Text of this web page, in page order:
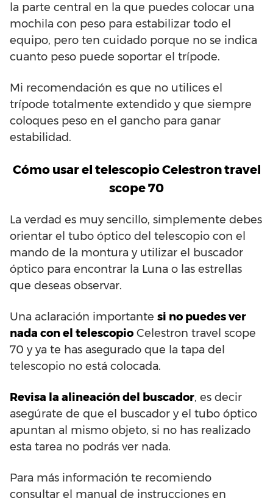
la parte central en la que puedes colocar una
mochila con peso para estabilizar todo el
equipo, pero ten cuidado porque no se indica
cuanto peso puede soportar el trípode.
Mi recomendación es que no utilices el
trípode totalmente extendido y que siempre
coloques peso en el gancho para ganar
estabilidad.
Cómo usar el telescopio Celestron travel
scope 70
La verdad es muy sencillo, simplemente debes
orientar el tubo óptico del telescopio con el
mando de la montura y utilizar el buscador
óptico para encontrar la Luna o las estrellas
que deseas observar.
Una aclaración importante si no puedes ver
nada con el telescopio Celestron travel scope
70 y ya te has asegurado que la tapa del
telescopio no está colocada.
Revisa la alineación del buscador, es decir
asegúrate de que el buscador y el tubo óptico
apuntan al mismo objeto, si no has realizado
esta tarea no podrás ver nada.
Para más información te recomiendo
consultar el manual de instrucciones en